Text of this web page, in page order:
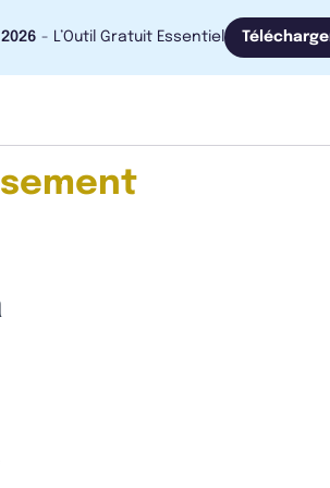
- L’Outil Gratuit Essentiel